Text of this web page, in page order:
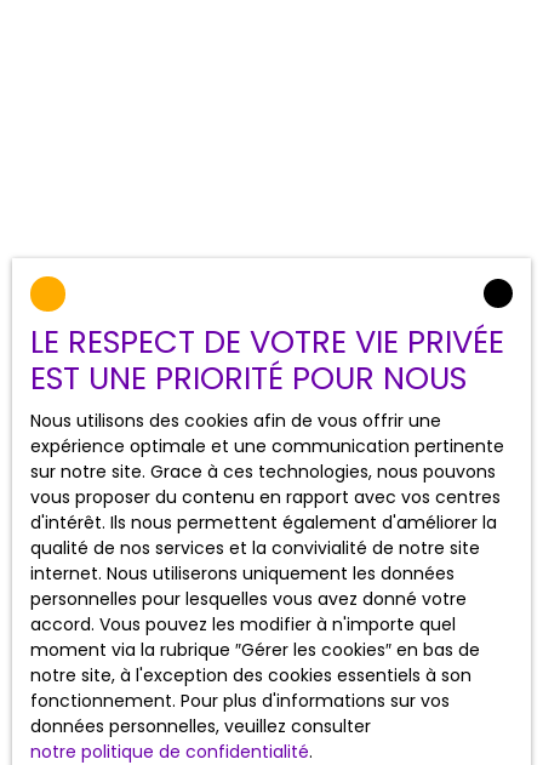
LE RESPECT DE VOTRE VIE PRIVÉE
EST UNE PRIORITÉ POUR NOUS
Nous utilisons des cookies afin de vous offrir une
expérience optimale et une communication pertinente
sur notre site. Grace à ces technologies, nous pouvons
vous proposer du contenu en rapport avec vos centres
d'intérêt. Ils nous permettent également d'améliorer la
qualité de nos services et la convivialité de notre site
internet. Nous utiliserons uniquement les données
personnelles pour lesquelles vous avez donné votre
accord. Vous pouvez les modifier à n'importe quel
moment via la rubrique ″Gérer les cookies″ en bas de
notre site, à l'exception des cookies essentiels à son
fonctionnement. Pour plus d'informations sur vos
données personnelles, veuillez consulter
notre politique de confidentialité.